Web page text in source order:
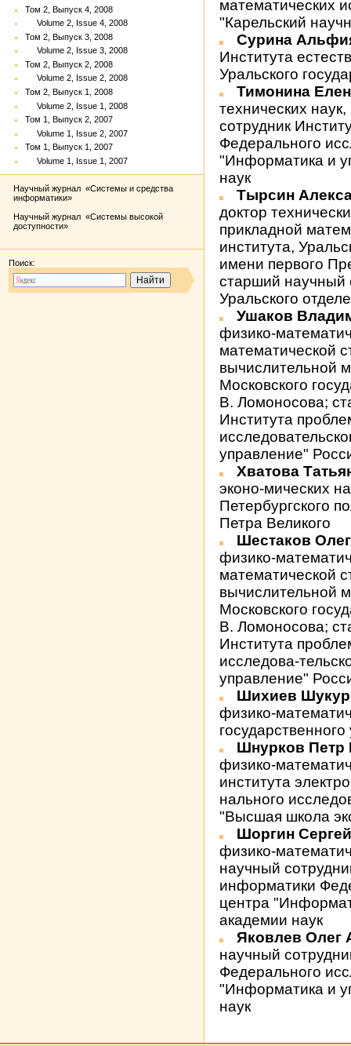
Том 2, Выпуск 4, 2008
Volume 2, Issue 4, 2008
Том 2, Выпуск 3, 2008
Volume 2, Issue 3, 2008
Том 2, Выпуск 2, 2008
Volume 2, Issue 2, 2008
Том 2, Выпуск 1, 2008
Volume 2, Issue 1, 2008
Том 1, Выпуск 2, 2007
Volume 1, Issue 2, 2007
Том 1, Выпуск 1, 2007
Volume 1, Issue 1, 2007
Научный журнал «Системы и средства
информатики»
Научный журнал «Системы высокой
доступности»
Поиск:
математических
"Карельский
Сурина
Института
Уральского
Тимонина
технических
сотрудник
Федерального
"Информатика и
наук
Тырсин
доктор
прикладной
института,
имени первого
старший научный
Уральского
Ушаков
физико-
математической
вычислительной
Московского
В. Ломоносова;
Института
управление"
Хватова
эконо-мических
Петербургского
Петра Великого
Шестаков
физико-
математической
вычислительной
Московского
В. Ломоносова;
Института
исследова-
управление"
Шихиев
физико-
Шнурков Петр
физико-
института
нального
"Высшая школа
Шоргин
физико-
научный
информатики
центра
академии наук
Яковлев Олег
научный
Федерального
"Информатика и
наук